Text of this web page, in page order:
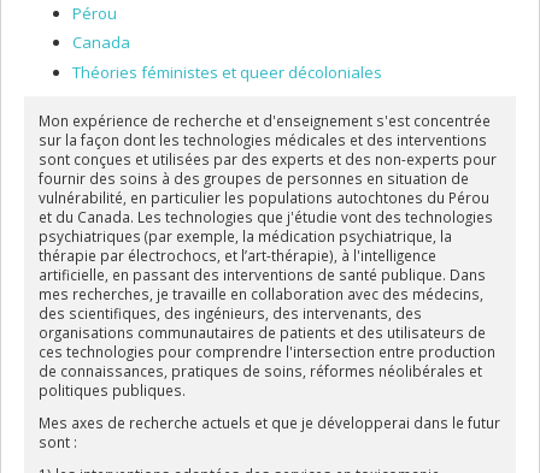
Pérou
Canada
Théories féministes et queer décoloniales
Mon expérience de recherche et d'enseignement s'est concentrée
sur la façon dont les technologies médicales et des interventions
sont conçues et utilisées par des experts et des non-experts pour
fournir des soins à des groupes de personnes en situation de
vulnérabilité, en particulier les populations autochtones du Pérou
et du Canada. Les technologies que j'étudie vont des technologies
psychiatriques (par exemple, la médication psychiatrique, la
thérapie par électrochocs, et l’art-thérapie), à l'intelligence
artificielle, en passant des interventions de santé publique. Dans
mes recherches, je travaille en collaboration avec des médecins,
des scientifiques, des ingénieurs, des intervenants, des
organisations communautaires de patients et des utilisateurs de
ces technologies pour comprendre l'intersection entre production
de connaissances, pratiques de soins, réformes néolibérales et
politiques publiques.
Mes axes de recherche actuels et que je développerai dans le futur
sont :